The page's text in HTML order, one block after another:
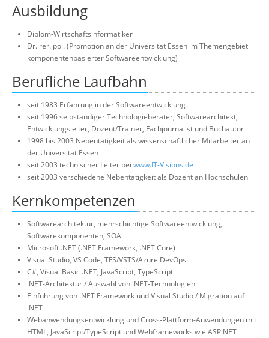
Wissen
Über uns
Ausbildung
Diplom-Wirtschaftsinformatiker
Dr. rer. pol. (Promotion an der Universität Essen im Themengebiet
komponentenbasierter Softwareentwicklung)
Berufliche Laufbahn
seit 1983 Erfahrung in der Softwareentwicklung
seit 1996 selbständiger Technologieberater, Softwarearchitekt,
Entwicklungsleiter, Dozent/Trainer, Fachjournalist und Buchautor
1998 bis 2003 Nebentätigkeit als wissenschaftlicher Mitarbeiter an
der Universität Essen
seit 2003 technischer Leiter bei www.IT-Visions.de
seit 2003 verschiedene Nebentätigkeit als Dozent an Hochschulen
Kernkompetenzen
Softwarearchitektur, mehrschichtige Softwareentwicklung,
Softwarekomponenten, SOA
Microsoft .NET (.NET Framework, .NET Core)
Visual Studio, VS Code, TFS/VSTS/Azure DevOps
C#, Visual Basic .NET, JavaScript, TypeScript
.NET-Architektur / Auswahl von .NET-Technologien
Einführung von .NET Framework und Visual Studio / Migration auf
.NET
Webanwendungsentwicklung und Cross-Plattform-Anwendungen mit
HTML, JavaScript/TypeScript und Webframeworks wie ASP.NET